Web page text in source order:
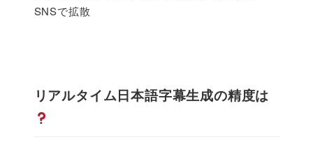
SNSで拡散
リアルタイム日本語字幕生成の精度は